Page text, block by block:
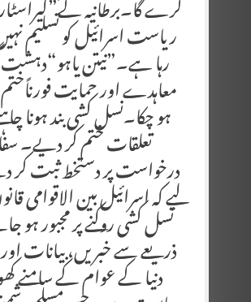
کرے گا۔برطانیہ
ریاست اسرائیل کو تسلیم
رہا ہے۔”نیتن
معاہدے اور حمایت
ہو چکا۔نسل کشی بند ہونا
تعلقات ختم کر دیے۔
درخواست پر دستخط ثبت کر
لیے کہ اسرائیل بین
نسل کشی روکنے پر مجبور
ذریعے سے خبریں، بیانات اور
دنیا کے عوام کے سامنے